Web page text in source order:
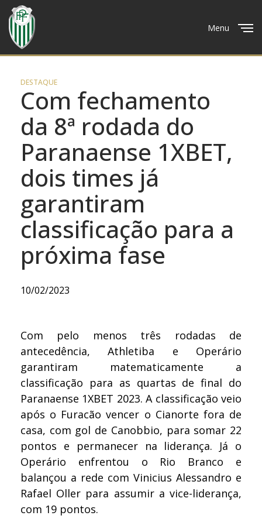
Menu
DESTAQUE
Com fechamento
da 8ª rodada do
Paranaense 1XBET,
dois times já
garantiram
classificação para a
próxima fase
10/02/2023
Com pelo menos três rodadas de
antecedência, Athletiba e Operário
garantiram matematicamente a
classificação para as quartas de final do
Paranaense 1XBET 2023. A classificação veio
após o Furacão vencer o Cianorte fora de
casa, com gol de Canobbio, para somar 22
pontos e permanecer na liderança. Já o
Operário enfrentou o Rio Branco e
balançou a rede com Vinicius Alessandro e
Rafael Oller para assumir a vice-liderança,
com 19 pontos.